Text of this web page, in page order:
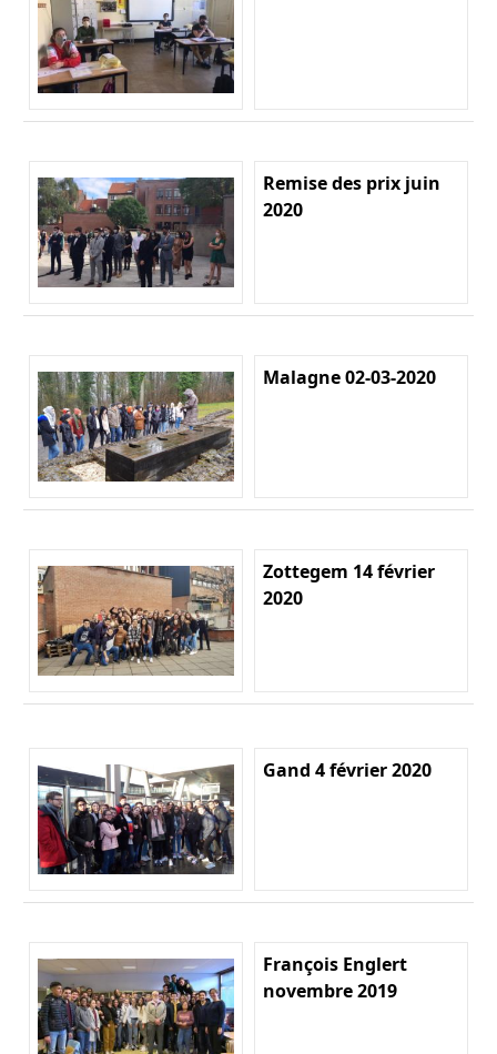
Remise des prix juin
2020
Malagne 02-03-2020
Zottegem 14 février
2020
Gand 4 février 2020
François Englert
novembre 2019